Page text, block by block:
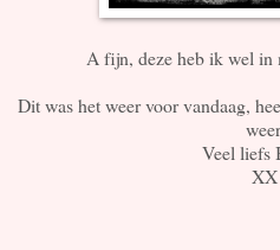
A fijn, deze heb ik wel in
Dit was het weer voor vandaag,
Veel liefs
XX